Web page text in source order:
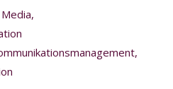
,
,